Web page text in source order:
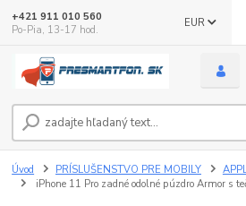
EUR
+421 911 010 560
Po-Pia, 13-17 hod.
Úvod PRÍSLUŠENSTVO PRE MOBILY
iPhone 11 Pro zadné odolné púzdro Armor s